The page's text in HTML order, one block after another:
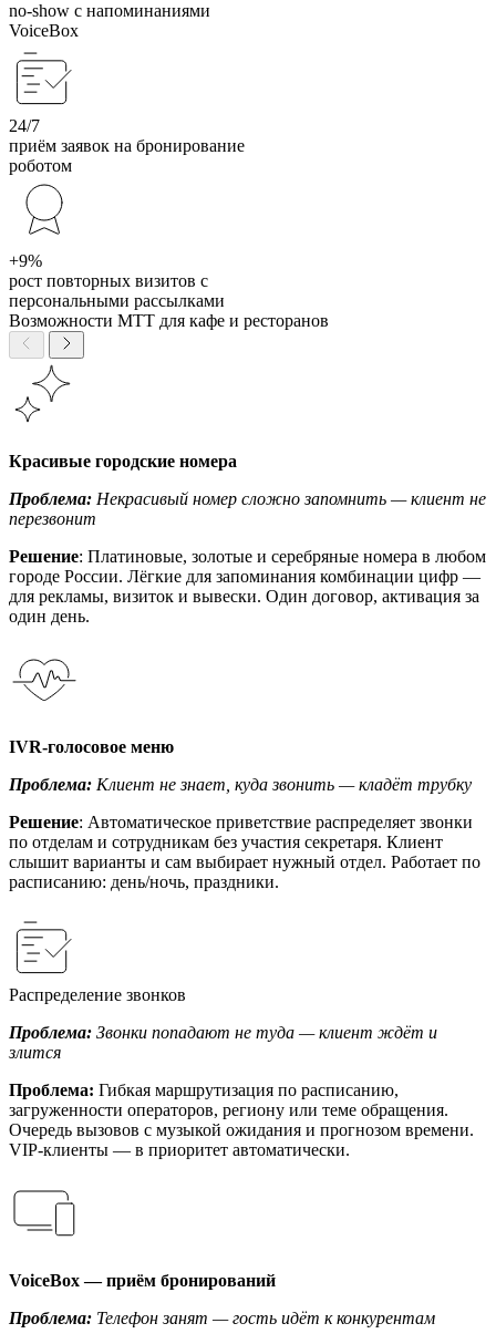
no-show с напоминаниями
VoiceBox
24/7
приём заявок на бронирование
роботом
+9%
рост повторных визитов с
персональными рассылками
Возможности МТТ для кафе и ресторанов
Красивые городские номера
Проблема: Некрасивый номер сложно запомнить — клиент не
перезвонит
Решение: Платиновые, золотые и серебряные номера в любом
городе России. Лёгкие для запоминания комбинации цифр —
для рекламы, визиток и вывески. Один договор, активация за
один день.
IVR-голосовое меню
Проблема: Клиент не знает, куда звонить — кладёт трубку
Решение: Автоматическое приветствие распределяет звонки
по отделам и сотрудникам без участия секретаря. Клиент
слышит варианты и сам выбирает нужный отдел. Работает по
расписанию: день/ночь, праздники.
Распределение звонков
Проблема: Звонки попадают не туда — клиент ждёт и
злится
Проблема: Гибкая маршрутизация по расписанию,
загруженности операторов, региону или теме обращения.
Очередь вызовов с музыкой ожидания и прогнозом времени.
VIP-клиенты — в приоритет автоматически.
VoiceBox — приём бронирований
Проблема: Телефон занят — гость идёт к конкурентам